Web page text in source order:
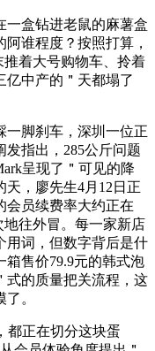
盒钻进老鼠的麻薯盒
谁程度？按照打算，
推着大号购物车、拎着
亿中产的＂天都塌了
脚刹车，深圳一位正
指出，285公斤问题
呈现了＂可见的降
天，廖先生4月12日正
会员续费率大约正在
往外冒。每一家新店
用词，但数字背后是什
售价79.9元的韩式泡
式的质量把关流程，这
。
正在切分这块蛋